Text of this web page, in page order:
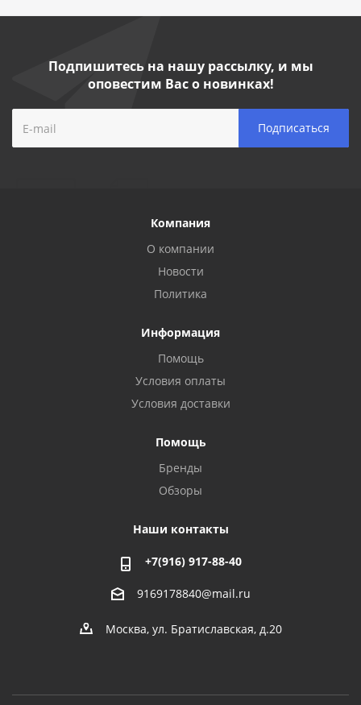
Подпишитесь на нашу рассылку, и мы
оповестим Вас о новинках!
Компания
О компании
Новости
Политика
Информация
Помощь
Условия оплаты
Условия доставки
Помощь
Бренды
Обзоры
Наши контакты
+7(916) 917-88-40
9169178840@mail.ru
Москва, ул. Братиславская, д.20